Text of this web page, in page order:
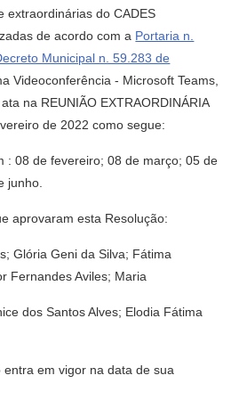
extraordinárias do CADES
de acordo com a Portaria n.
Municipal n. 59.283 de
Videoconferência - Microsoft Teams,
na REUNIÃO EXTRAORDINÁRIA
de 2022 como segue:
: 08 de fevereiro; 08 de março; 05 de
junho.
aprovaram esta Resolução:
Glória Geni da Silva; Fátima
Fernandes Aviles; Maria
dos Santos Alves; Elodia Fátima
entra em vigor na data de sua